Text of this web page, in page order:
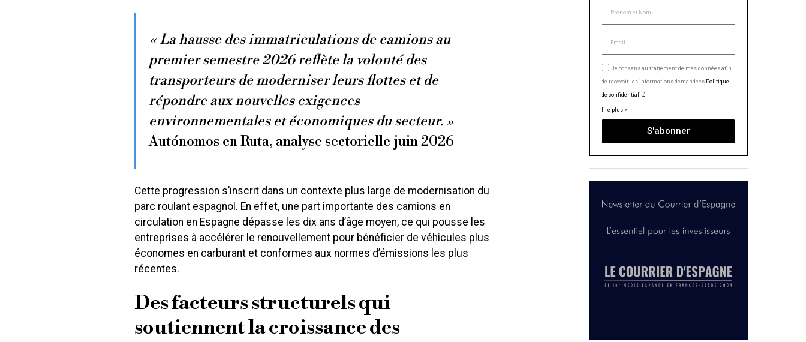
« La hausse des immatriculations de camions au
premier semestre 2026 reflète la volonté des
transporteurs de moderniser leurs flottes et de
répondre aux nouvelles exigences
environnementales et économiques du secteur. »
Autónomos en Ruta, analyse sectorielle juin 2026
Cette progression s’inscrit dans un contexte plus large de modernisation du
parc roulant espagnol. En effet, une part importante des camions en
circulation en Espagne dépasse les dix ans d’âge moyen, ce qui pousse les
entreprises à accélérer le renouvellement pour bénéficier de véhicules plus
économes en carburant et conformes aux normes d’émissions les plus
récentes.
Des facteurs structurels qui
soutiennent la croissance des
Je consens au traitement de mes données afin
de recevoir les informations demandées. Politique
de confidentialité
lire plus >
S'abonner